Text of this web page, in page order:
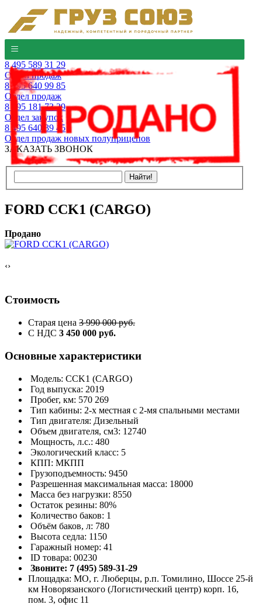
8 495 589 31 29
Отдел продаж
8 495 640 99 85
Отдел продаж
8 495 181 73 29
Отдел закупок
8 495 640 39 45
Отдел продаж новых полуприцепов
ЗАКАЗАТЬ ЗВОНОК
FORD CCK1 (CARGO)
Продано
‹›
Стоимость
Старая цена 3 990 000 руб.
С НДС 3 450 000 руб.
Основные характеристики
Модель: CCK1 (CARGO)
Год выпуска: 2019
Пробег, км: 570 269
Тип кабины: 2-х местная с 2-мя спальными местами
Тип двигателя: Дизельный
Объем двигателя, см3: 12740
Мощность, л.с.: 480
Экологический класс: 5
КПП: МКПП
Грузоподъемность: 9450
Разрешенная максимальная масса: 18000
Масса без нагрузки: 8550
Остаток резины: 80%
Количество баков: 1
Объём баков, л: 780
Высота седла: 1150
Гаражный номер: 41
ID товара: 00230
Звоните: 7 (495) 589-31-29
Площадка: МО, г. Люберцы, р.п. Томилино, Шоссе 25-й
км Новорязанского (Логистический центр) корп. 16,
пом. 3, офис 11